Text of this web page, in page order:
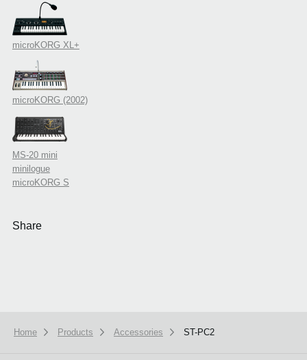
microKORG XL+
microKORG (2002)
MS-20 mini
minilogue
microKORG S
Share
Home Products Accessories ST-PC2